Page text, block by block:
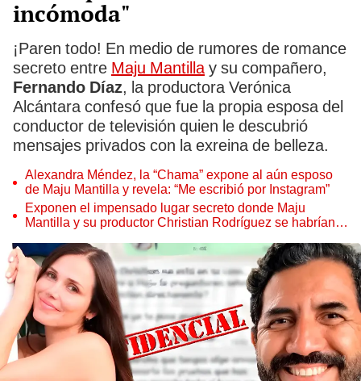
incómoda"
¡Paren todo! En medio de rumores de romance
secreto entre Maju Mantillay su compañero,
Fernando Díaz, la productora Verónica
Alcántara confesó que fue la propia esposa del
conductor de televisión quien le descubrió
mensajes privados con la exreina de belleza.
Alexandra Méndez, la “Chama” expone al aún esposo
de Maju Mantilla y revela: “Me escribió por Instagram”
Exponen el impensado lugar secreto donde Maju
Mantilla y su productor Christian Rodríguez se habrían